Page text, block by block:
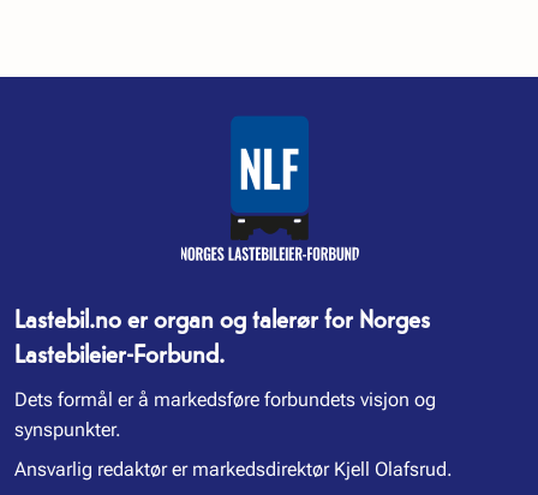
Lastebil.no er organ og talerør for Norges
Lastebileier-Forbund.
Dets formål er å markedsføre forbundets visjon og
synspunkter.
Ansvarlig redaktør er markedsdirektør Kjell Olafsrud.